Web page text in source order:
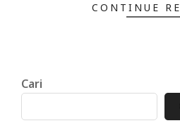
CONTINUE
Cari